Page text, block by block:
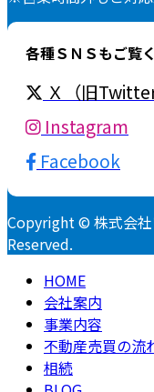
各種ＳＮＳもご覧
Ｘ（旧Twitter
Instagram
Facebook
Copyright © 株式会
Reserved.
HOME
会社案内
事業内容
不動産売買の流
相続